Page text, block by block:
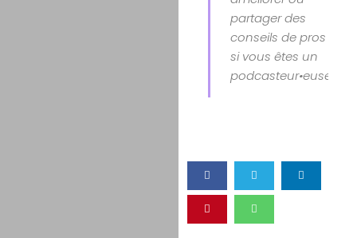
partager des
conseils de pros
si vous êtes un
podcasteur•euse.